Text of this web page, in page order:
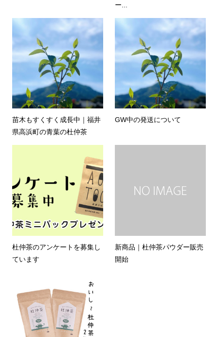
ー...
苗木もすくすく成長中｜福井
県高浜町の青葉の杜仲茶
GW中の発送について
杜仲茶のアンケートを募集し
ています
新商品｜杜仲茶パウダー販売
開始